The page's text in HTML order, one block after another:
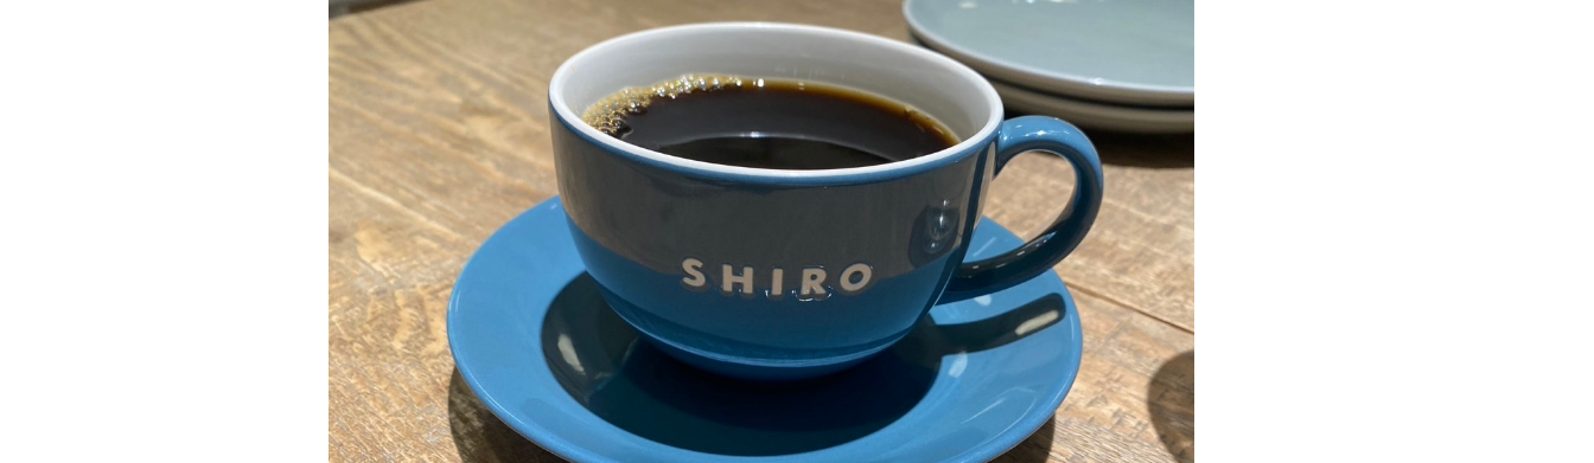
ス
や
ス
キ
ン
ケ
ア
で